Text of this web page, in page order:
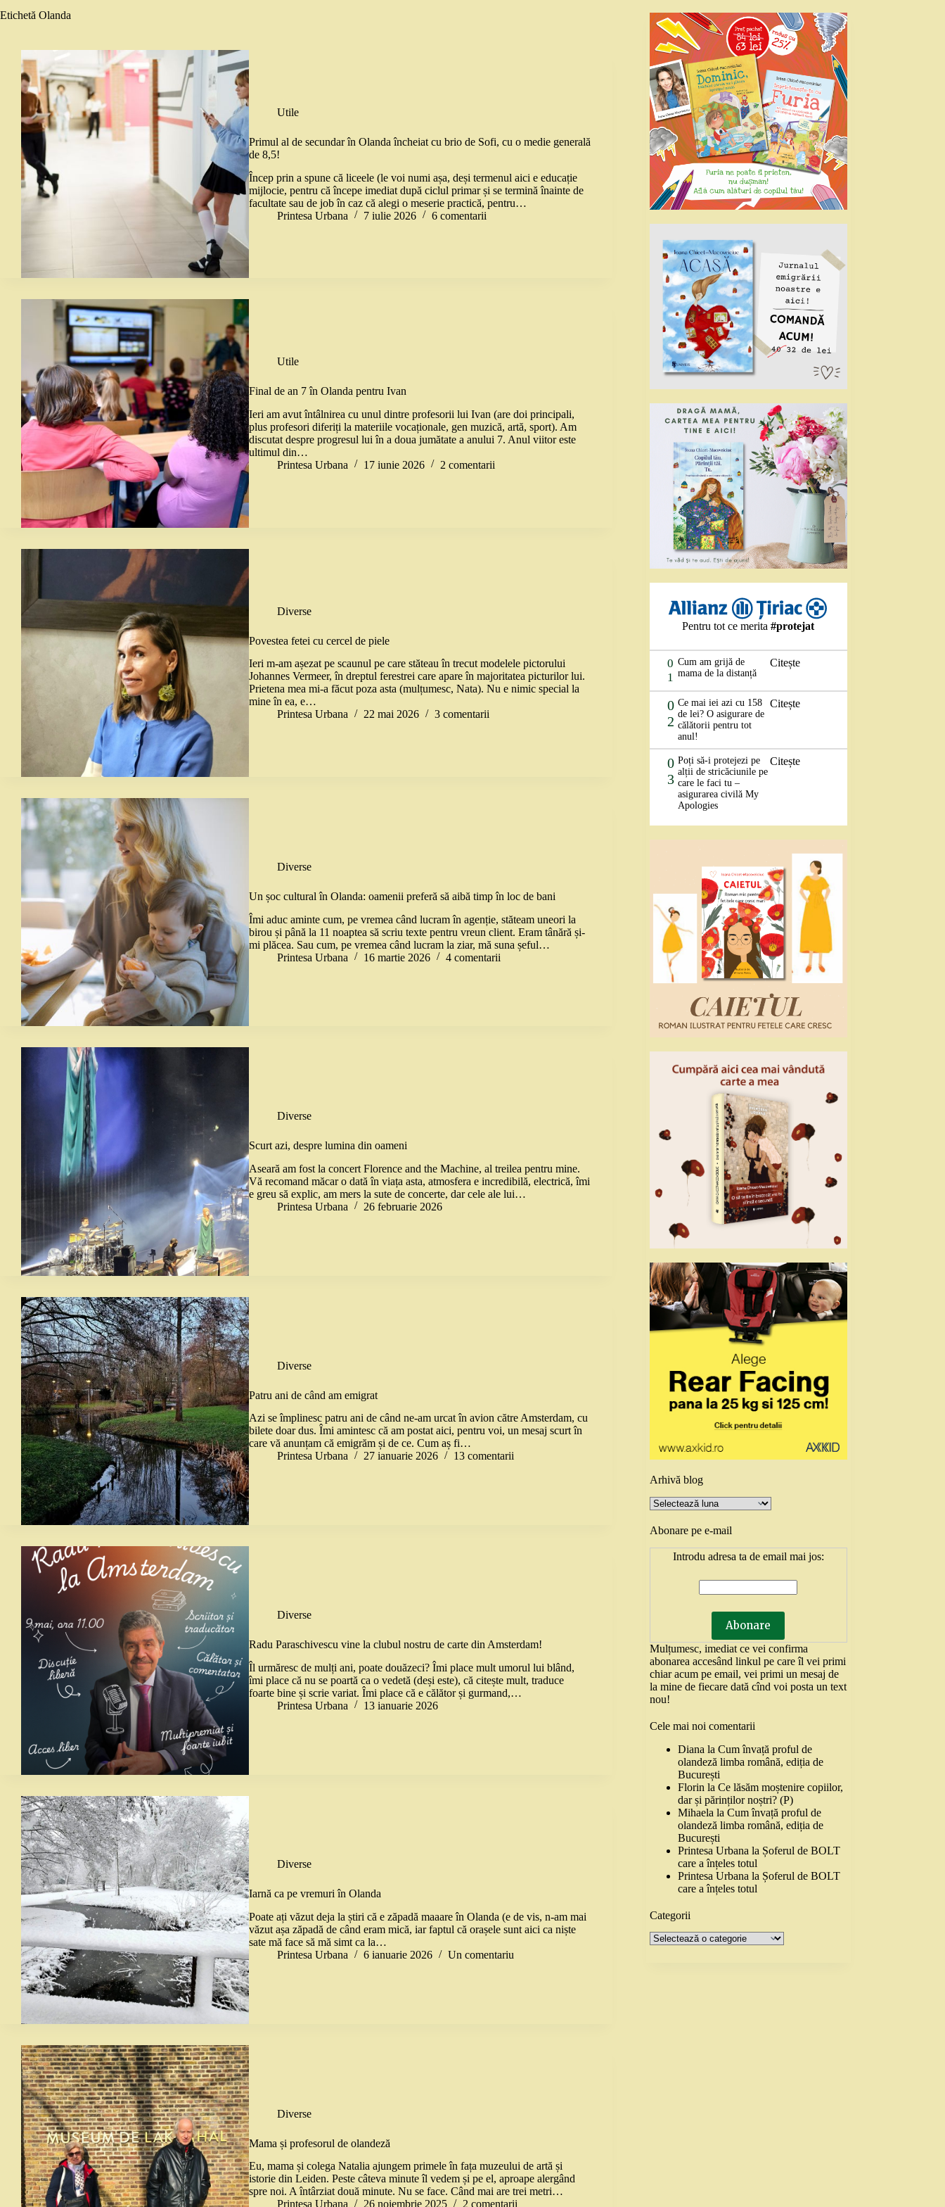
Etichetă Olanda
Utile
Primul al de secundar în Olanda încheiat cu brio de Sofi, cu o medie generală
de 8,5!
Încep prin a spune că liceele (le voi numi așa, deși termenul aici e educație
mijlocie, pentru că începe imediat după ciclul primar și se termină înainte de
facultate sau de job în caz că alegi o meserie practică, pentru…
Printesa Urbana
7 iulie 2026 6 comentarii
Utile
Final de an 7 în Olanda pentru Ivan
Ieri am avut întâlnirea cu unul dintre profesorii lui Ivan (are doi principali,
plus profesori diferiți la materiile vocaționale, gen muzică, artă, sport). Am
discutat despre progresul lui în a doua jumătate a anului 7. Anul viitor este
ultimul din…
Printesa Urbana
17 iunie 2026 2 comentarii
Diverse
Povestea fetei cu cercel de piele
Ieri m-am așezat pe scaunul pe care stăteau în trecut modelele pictorului
Johannes Vermeer, în dreptul ferestrei care apare în majoritatea picturilor lui.
Prietena mea mi-a făcut poza asta (mulțumesc, Nata). Nu e nimic special la
mine în ea, e…
Printesa Urbana
22 mai 2026 3 comentarii
Diverse
Un șoc cultural în Olanda: oamenii preferă să aibă timp în loc de bani
Îmi aduc aminte cum, pe vremea când lucram în agenție, stăteam uneori la
birou și până la 11 noaptea să scriu texte pentru vreun client. Eram tânără și-
mi plăcea. Sau cum, pe vremea când lucram la ziar, mă suna șeful…
Printesa Urbana
16 martie 2026 4 comentarii
Diverse
Scurt azi, despre lumina din oameni
Aseară am fost la concert Florence and the Machine, al treilea pentru mine.
Vă recomand măcar o dată în viața asta, atmosfera e incredibilă, electrică, îmi
e greu să explic, am mers la sute de concerte, dar cele ale lui…
Printesa Urbana
26 februarie 2026
Diverse
Patru ani de când am emigrat
Azi se împlinesc patru ani de când ne-am urcat în avion către Amsterdam, cu
bilete doar dus. Îmi amintesc că am postat aici, pentru voi, un mesaj scurt în
care vă anunțam că emigrăm și de ce. Cum aș fi…
Printesa Urbana
27 ianuarie 2026 13 comentarii
Diverse
Radu Paraschivescu vine la clubul nostru de carte din Amsterdam!
Îl urmăresc de mulți ani, poate douăzeci? Îmi place mult umorul lui blând,
îmi place că nu se poartă ca o vedetă (deși este), că citește mult, traduce
foarte bine și scrie variat. Îmi place că e călător și gurmand,…
Printesa Urbana
13 ianuarie 2026
Diverse
Iarnă ca pe vremuri în Olanda
Poate ați văzut deja la știri că e zăpadă maaare în Olanda (e de vis, n-am mai
văzut așa zăpadă de când eram mică, iar faptul că orașele sunt aici ca niște
sate mă face să mă simt ca la…
Printesa Urbana
6 ianuarie 2026 Un comentariu
Diverse
Mama și profesorul de olandeză
Eu, mama și colega Natalia ajungem primele în fața muzeului de artă și
istorie din Leiden. Peste câteva minute îl vedem și pe el, aproape alergând
spre noi. A întârziat două minute. Nu se face. Când mai are trei metri…
Printesa Urbana
26 noiembrie 2025 2 comentarii
Pentru tot ce merita#protejat
0
1
Cum am grijă de
mama de la distanță
Citește
0
2
Ce mai iei azi cu 158
de lei? O asigurare de
călătorii pentru tot
anul!
Citește
0
3
Poți să-i protejezi pe
alții de stricăciunile pe
care le faci tu –
asigurarea civilă My
Apologies
Citește
Arhivă blog
Arhivă
blog
Abonare pe e-mail
Introdu adresa ta de email mai jos:
Mulțumesc, imediat ce vei confirma
abonarea accesând linkul pe care îl vei primi
chiar acum pe email, vei primi un mesaj de
la mine de fiecare dată cînd voi posta un text
nou!
Cele mai noi comentarii
Diana laCum învață proful de
olandeză limba română, ediția de
București
Florin laCe lăsăm moștenire copiilor,
dar și părinților noștri? (P)
Mihaela laCum învață proful de
olandeză limba română, ediția de
București
Printesa Urbana la Șoferul de BOLT
care a înțeles totul
Printesa Urbana la Șoferul de BOLT
care a înțeles totul
Categorii
Categorii